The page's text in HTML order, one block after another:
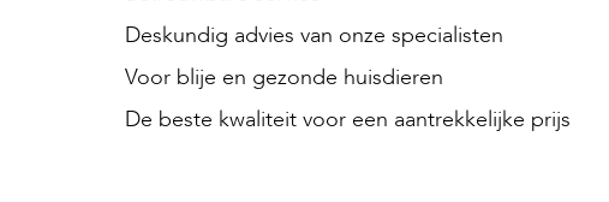
Deskundig advies van onze specialisten
Voor blije en gezonde huisdieren
De beste kwaliteit voor een aantrekkelijke prijs